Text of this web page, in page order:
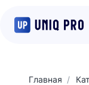
Главная